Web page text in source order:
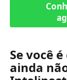
Se você
ainda